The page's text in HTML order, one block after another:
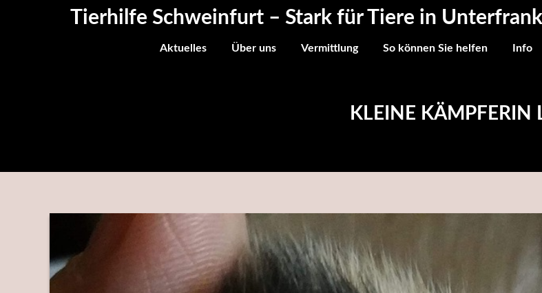
Tierhilfe Schweinfurt – Stark für Tiere in
Aktuelles Über uns Vermittlung So können Sie helfen Info
KLEINE KÄMPFERIN